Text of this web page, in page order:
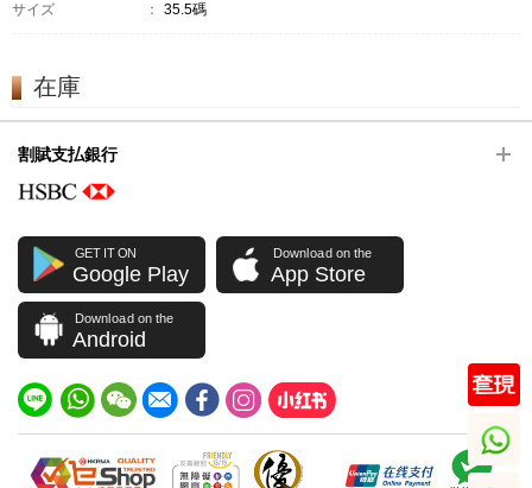
サイズ ： 35.5碼
在庫
割賦支払銀行
GET IT ON
Google Play
Download on the
App Store
Download on the
Android